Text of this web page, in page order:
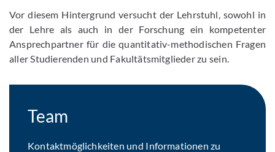
Vor diesem Hintergrund versucht der Lehrstuhl, sowohl in
der Lehre als auch in der Forschung ein kompetenter
Ansprechpartner für die quantitativ-methodischen Fragen
aller Studierenden und Fakultätsmitglieder zu sein.
Team
Kontaktmöglichkeiten und Informationen zu